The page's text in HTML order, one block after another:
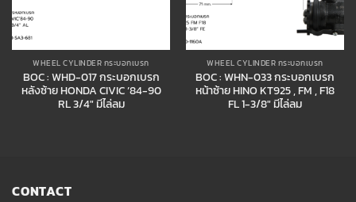
WHEEL CYLINDER กระบอกเบรก
BOC : WHD-017 กระบอกเบรก
หลังซ้าย HONDA CIVIC ’84-90
RL 3/4″ มีไล่ลม
WHEEL CYLINDER กระบอกเบรก
BOC : WHN-033 กระบอกเบรก
หน้าซ้าย HINO KT925 , FM , F18
FL 1-3/8″ มีไล่ลม
CONTACT